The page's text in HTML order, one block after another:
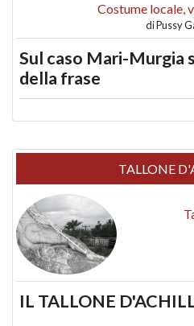
Costume locale,
diPussy
Sul caso Mari-Murgia
della frase
TALLONE
IL TALLONE